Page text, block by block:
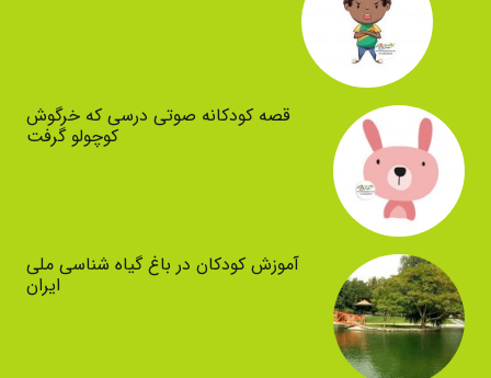
قصه کودکانه صوتی درسی که خرگوش
کوچولو گرفت
آموزش کودکان در باغ گیاه شناسی ملی
ایران